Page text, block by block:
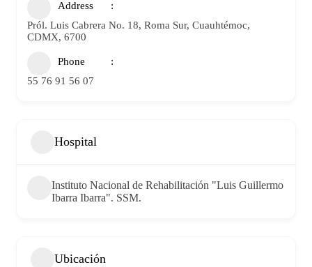
Address
Pról. Luis Cabrera No. 18, Roma Sur, Cuauhtémoc,
CDMX, 6700
Phone
55 76 91 56 07
Hospital
Instituto Nacional de Rehabilitación "Luis Guillermo
Ibarra Ibarra". SSM.
Ubicación